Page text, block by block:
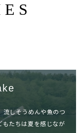
しそうめんや魚のつ
もたちは夏を感じなが